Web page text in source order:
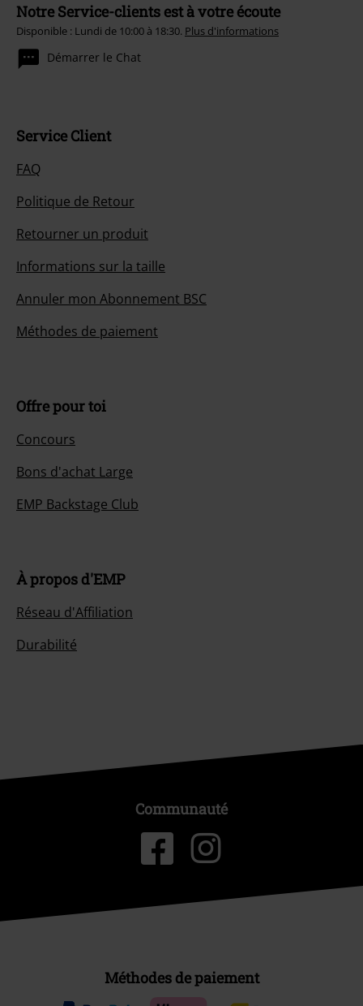
Notre Service-clients est à votre écoute
Disponible : Lundi de 10:00 à 18:30. Plus d'informations
Démarrer le Chat
Service Client
FAQ
Politique de Retour
Retourner un produit
Informations sur la taille
Annuler mon Abonnement BSC
Méthodes de paiement
Offre pour toi
Concours
Bons d'achat Large
EMP Backstage Club
À propos d'EMP
Réseau d'Affiliation
Durabilité
Communauté
Méthodes de paiement